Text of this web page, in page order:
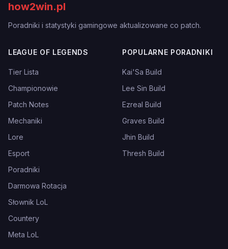
how2win.pl
Poradniki i statystyki gamingowe aktualizowane co patch.
LEAGUE OF LEGENDS
Tier Lista
Championowie
Patch Notes
Mechaniki
Lore
Esport
Poradniki
Darmowa Rotacja
Słownik LoL
Countery
Meta LoL
POPULARNE PORADNIKI
Kai'Sa Build
Lee Sin Build
Ezreal Build
Graves Build
Jhin Build
Thresh Build